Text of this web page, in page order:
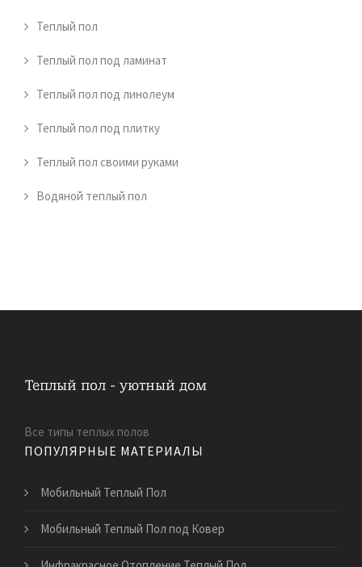
Теплый пол
Теплый пол под ламинат
Теплый пол под линолеум
Теплый пол под плитку
Теплый пол своими руками
Водяной теплый пол
Все типы теплых полов
ПОПУЛЯРНЫЕ МАТЕРИАЛЫ
Мобильный Теплый Пол
Мобильный Теплый Пол под Ковер